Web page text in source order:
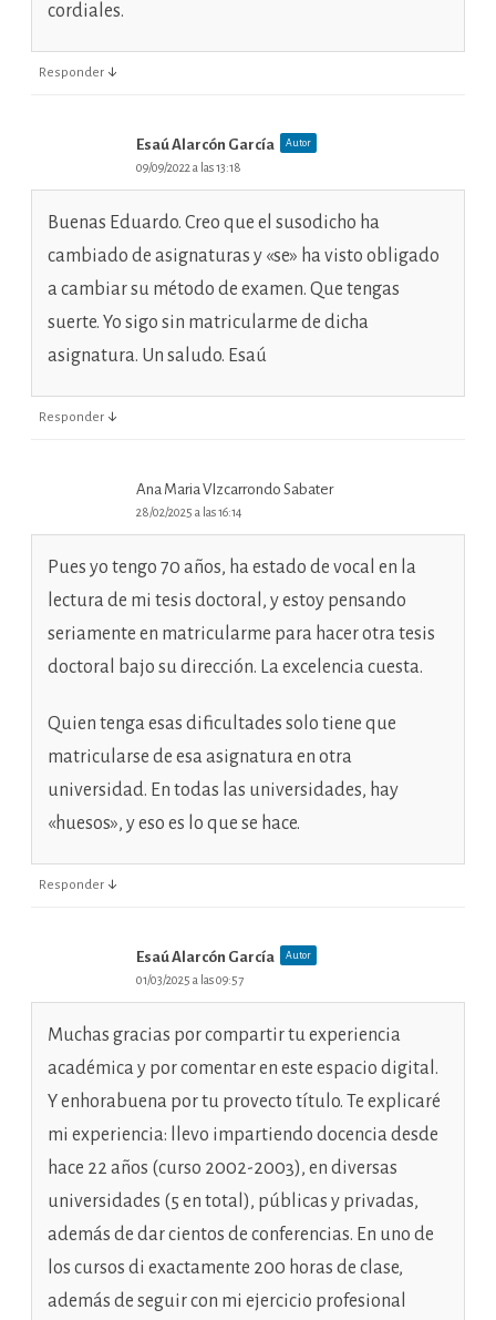
cordiales.
Responder ↓
Esaú Alarcón García Autor
09/09/2022 a las 13:18
Buenas Eduardo. Creo que el susodicho ha
cambiado de asignaturas y «se» ha visto obligado
a cambiar su método de examen. Que tengas
suerte. Yo sigo sin matricularme de dicha
asignatura. Un saludo. Esaú
Responder ↓
Ana Maria VIzcarrondo Sabater
28/02/2025 a las 16:14
Pues yo tengo 70 años, ha estado de vocal en la
lectura de mi tesis doctoral, y estoy pensando
seriamente en matricularme para hacer otra tesis
doctoral bajo su dirección. La excelencia cuesta.
Quien tenga esas dificultades solo tiene que
matricularse de esa asignatura en otra
universidad. En todas las universidades, hay
«huesos», y eso es lo que se hace.
Responder ↓
Esaú Alarcón García Autor
01/03/2025 a las 09:57
Muchas gracias por compartir tu experiencia
académica y por comentar en este espacio digital.
Y enhorabuena por tu provecto título. Te explicaré
mi experiencia: llevo impartiendo docencia desde
hace 22 años (curso 2002-2003), en diversas
universidades (5 en total), públicas y privadas,
además de dar cientos de conferencias. En uno de
los cursos di exactamente 200 horas de clase,
además de seguir con mi ejercicio profesional